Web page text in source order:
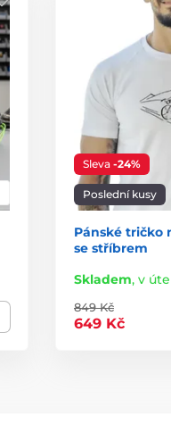
Sleva -24%
Poslední kusy
Pánské tričko
se stříbrem
Skladem, v
849 Kč
649 Kč